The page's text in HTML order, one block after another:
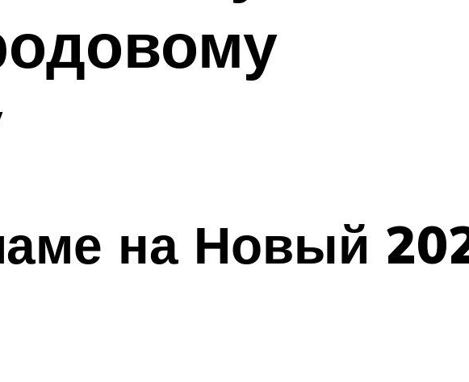
на Новый